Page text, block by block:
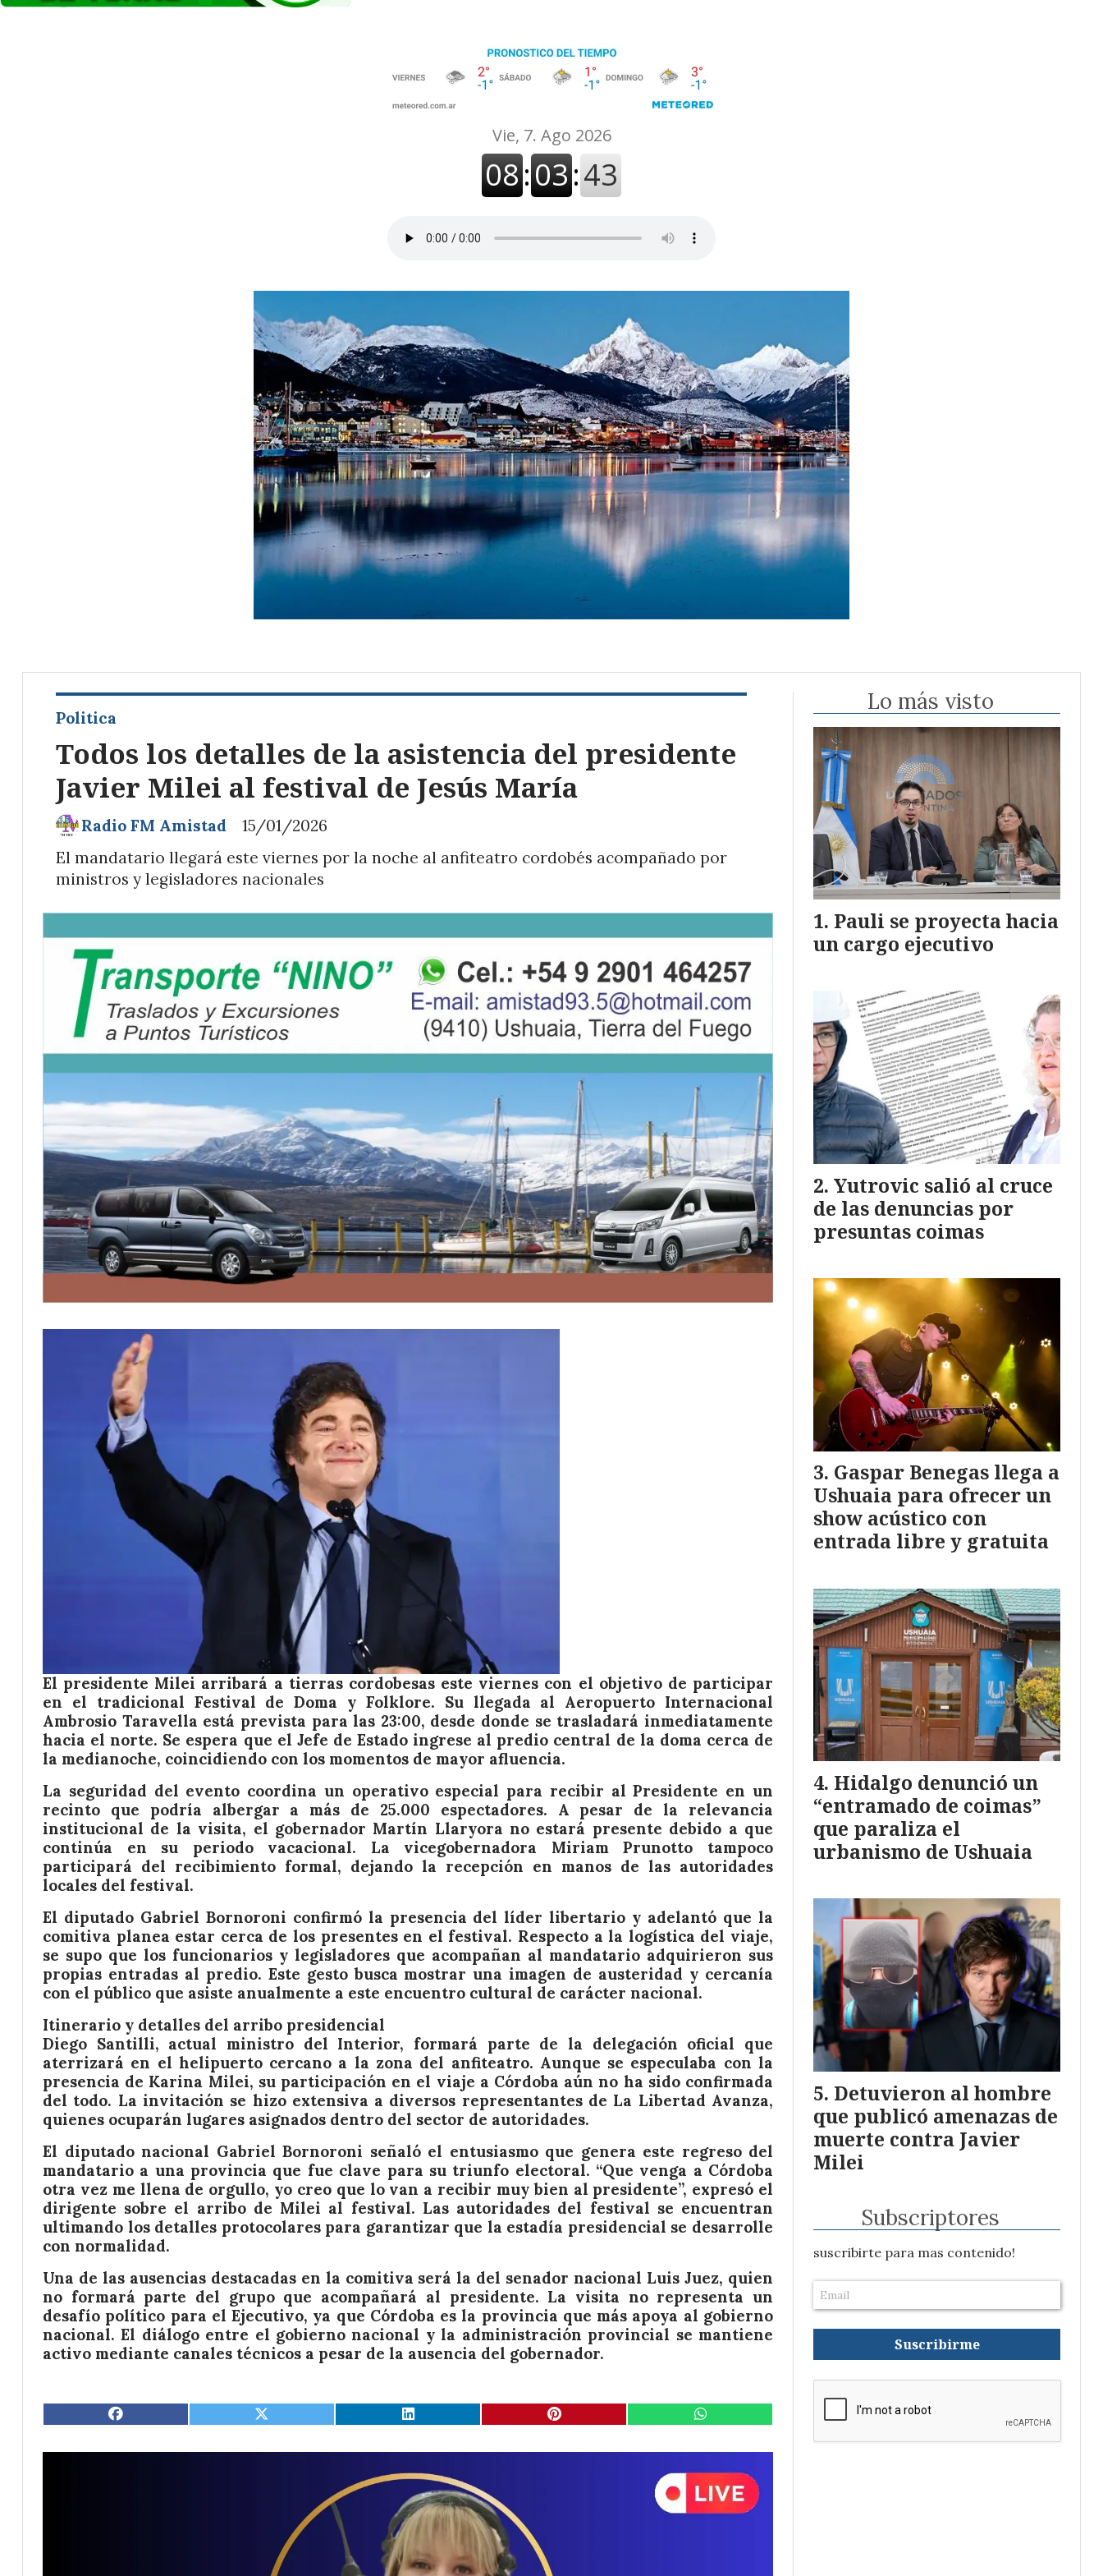
Todos los detalles de la asistencia del presidente
Javier Milei al festival de Jesús María
El mandatario llegará este viernes por la noche al anfiteatro cordobés acompañado por
ministros y legisladores nacionales
Politica
15/01/2026
Radio FM Amistad
El presidente Milei arribará a tierras cordobesas este viernes con el objetivo de participar
en el tradicional Festival de Doma y Folklore. Su llegada al Aeropuerto Internacional
Ambrosio Taravella está prevista para las 23:00, desde donde se trasladará inmediatamente
hacia el norte. Se espera que el Jefe de Estado ingrese al predio central de la doma cerca de
la medianoche, coincidiendo con los momentos de mayor afluencia.
La seguridad del evento coordina un operativo especial para recibir al Presidente en un
recinto que podría albergar a más de 25.000 espectadores. A pesar de la relevancia
institucional de la visita, el gobernador Martín Llaryora no estará presente debido a que
continúa en su periodo vacacional. La vicegobernadora Miriam Prunotto tampoco
participará del recibimiento formal, dejando la recepción en manos de las autoridades
locales del festival.
El diputado Gabriel Bornoroni confirmó la presencia del líder libertario y adelantó que la
comitiva planea estar cerca de los presentes en el festival. Respecto a la logística del viaje,
se supo que los funcionarios y legisladores que acompañan al mandatario adquirieron sus
propias entradas al predio. Este gesto busca mostrar una imagen de austeridad y cercanía
con el público que asiste anualmente a este encuentro cultural de carácter nacional.
Itinerario y detalles del arribo presidencial
Diego Santilli, actual ministro del Interior, formará parte de la delegación oficial que
aterrizará en el helipuerto cercano a la zona del anfiteatro. Aunque se especulaba con la
presencia de Karina Milei, su participación en el viaje a Córdoba aún no ha sido confirmada
del todo. La invitación se hizo extensiva a diversos representantes de La Libertad Avanza,
quienes ocuparán lugares asignados dentro del sector de autoridades.
El diputado nacional Gabriel Bornoroni señaló el entusiasmo que genera este regreso del
mandatario a una provincia que fue clave para su triunfo electoral. “Que venga a Córdoba
otra vez me llena de orgullo, yo creo que lo van a recibir muy bien al presidente”, expresó el
dirigente sobre el arribo de Milei al festival. Las autoridades del festival se encuentran
ultimando los detalles protocolares para garantizar que la estadía presidencial se desarrolle
con normalidad.
Una de las ausencias destacadas en la comitiva será la del senador nacional Luis Juez, quien
no formará parte del grupo que acompañará al presidente. La visita no representa un
desafío político para el Ejecutivo, ya que Córdoba es la provincia que más apoya al gobierno
nacional. El diálogo entre el gobierno nacional y la administración provincial se mantiene
activo mediante canales técnicos a pesar de la ausencia del gobernador.
Lo más visto
Pauli se proyecta hacia
un cargo ejecutivo
Yutrovic salió al cruce
de las denuncias por
presuntas coimas
Gaspar Benegas llega a
Ushuaia para ofrecer un
show acústico con
entrada libre y gratuita
Hidalgo denunció un
“entramado de coimas”
que paraliza el
urbanismo de Ushuaia
Detuvieron al hombre
que publicó amenazas de
muerte contra Javier
Milei
Subscriptores
suscribirte para mas contenido!
Suscribirme